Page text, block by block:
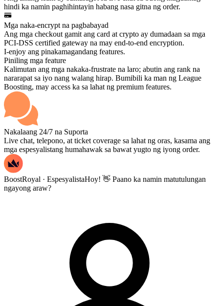
hindi ka namin paghihintayin habang nasa gitna ng order.
Mga naka-encrypt na pagbabayad
Ang mga checkout gamit ang card at crypto ay dumadaan sa mga
PCI-DSS certified gateway na may end-to-end encryption.
I-enjoy ang pinakamagandang features.
Piniling mga feature
Kalimutan ang mga nakaka-frustrate na laro; abutin ang rank na
nararapat sa iyo nang walang hirap. Bumibili ka man ng League
Boosting, may access ka sa lahat ng premium features.
Nakalaang 24/7 na Suporta
Live chat, telepono, at ticket coverage sa lahat ng oras, kasama ang
mga espesyalistang humahawak sa bawat yugto ng iyong order.
BoostRoyal · EspesyalistaHoy! 👋 Paano ka namin matutulungan
ngayong araw?